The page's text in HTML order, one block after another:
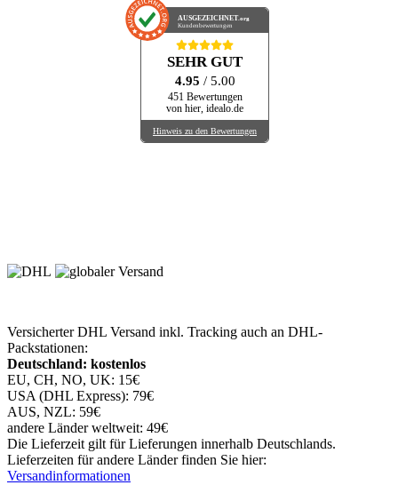
AUSGEZEICHNET.org
Kundenbewertungen
SEHR GUT
4.95 / 5.00
451 Bewertungen
von hier, idealo.de
Hinweis zu den Bewertungen
Versicherter DHL Versand inkl. Tracking auch an DHL-
Packstationen:
Deutschland: kostenlos
EU, CH, NO, UK: 15€
USA (DHL Express): 79€
AUS, NZL: 59€
andere Länder weltweit: 49€
Die Lieferzeit gilt für Lieferungen innerhalb Deutschlands.
Lieferzeiten für andere Länder finden Sie hier:
Versandinformationen